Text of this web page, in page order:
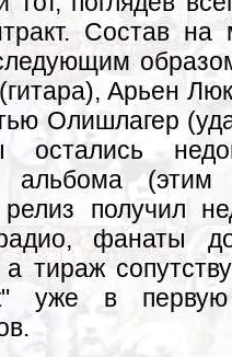
Состав
Арьен
Олишлагер
остались
альбома
получил
фанаты
а тираж
уже в